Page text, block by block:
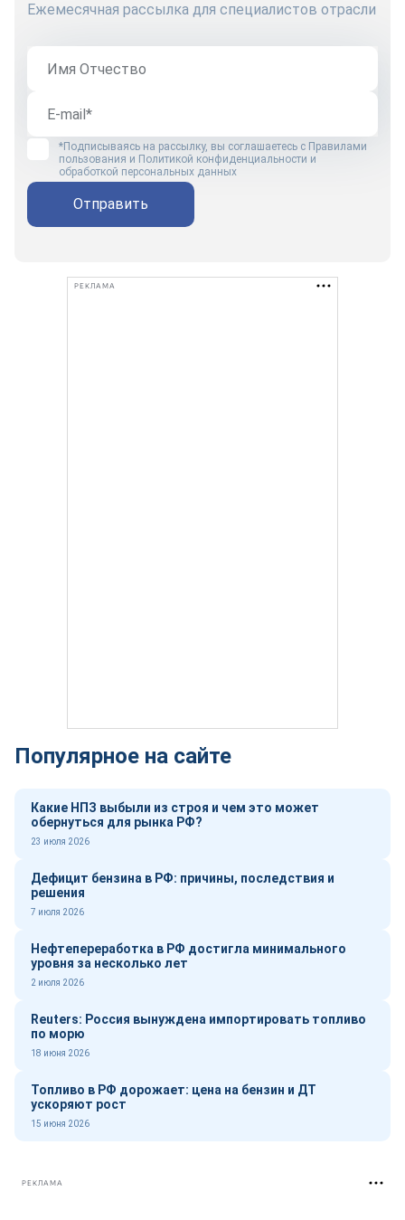
Ежемесячная рассылка для специалистов отрасли
*Подписываясь на рассылку, вы соглашаетесь с Правилами
пользования и Политикой конфиденциальности и
обработкой персональных данных
Отправить
РЕКЛАМА
Популярное на сайте
Какие НПЗ выбыли из строя и чем это может
обернуться для рынка РФ?
23 июля 2026
Дефицит бензина в РФ: причины, последствия и
решения
7 июля 2026
Нефтепереработка в РФ достигла минимального
уровня за несколько лет
2 июля 2026
Reuters: Россия вынуждена импортировать топливо
по морю
18 июня 2026
Топливо в РФ дорожает: цена на бензин и ДТ
ускоряют рост
15 июня 2026
РЕКЛАМА